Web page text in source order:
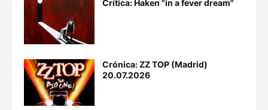
Crítica: Haken "in a fever dream"
Crónica: ZZ TOP (Madrid)
20.07.2026